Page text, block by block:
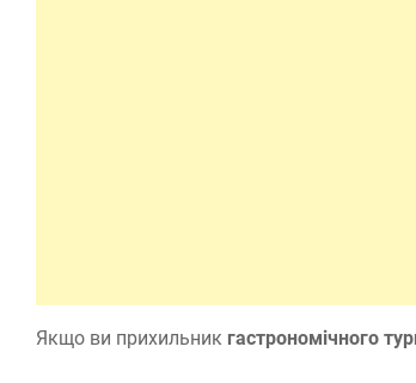
Якщо ви прихильник гастрономічного